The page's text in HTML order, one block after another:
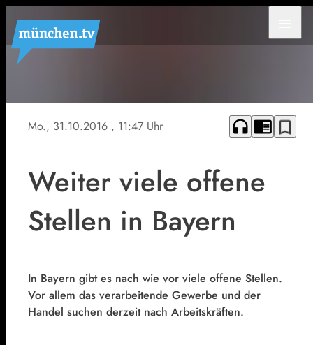
Viele
in
Bayern
Mo., 31.10.2016 , 11:47 Uhr headphones chrome_reader_mode bookmark_border
Weiter viele offene
Stellen in Bayern
In Bayern gibt es nach wie vor viele offene Stellen.
Vor allem das verarbeitende Gewerbe und der
Handel suchen derzeit nach Arbeitskräften.